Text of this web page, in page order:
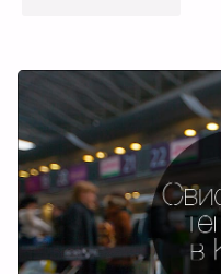
ЛЕТАЮТ